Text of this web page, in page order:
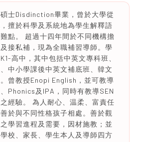
士Disdinction畢業，曾於大學從
擅於科學及系統地為學生解釋語
點。 超過十四年間於不同機構擔
接私補，現為全職補習導師。學
高中，其中包括中英文專科班、
中小學課後中英文補底班、韓文
曾教授Enopi English，並可教導
Phonics及IPA，同時有教導SEN
經驗。 為人耐心、温柔、富責任
於與不同性格孩子相處。善於觀
學習進程及需要，因材施教；並
校、家長、學生本人及導師四方